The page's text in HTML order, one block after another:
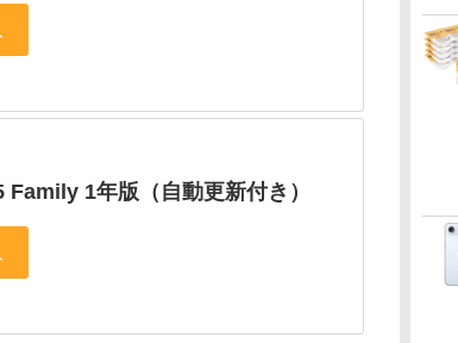
1年版（自動更新付き）